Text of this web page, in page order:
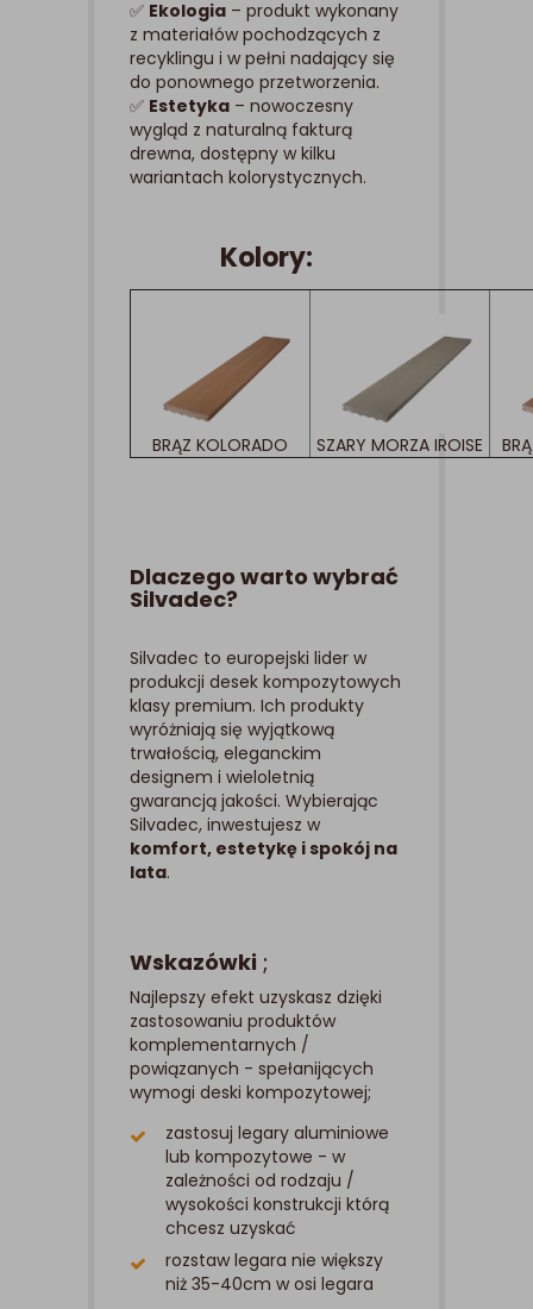
✅ Ekologia – produkt wykonany
z materiałów pochodzących z
recyklingu i w pełni nadający się
do ponownego przetworzenia.
✅ Estetyka – nowoczesny
wygląd z naturalną fakturą
drewna, dostępny w kilku
wariantach kolorystycznych.
Kolory:
BRĄZ KOLORADO SZARY MORZA IROISE
Dlaczego warto wybrać
Silvadec?
Silvadec to europejski lider w
produkcji desek kompozytowych
klasy premium. Ich produkty
wyróżniają się wyjątkową
trwałością, eleganckim
designem i wieloletnią
gwarancją jakości. Wybierając
Silvadec, inwestujesz w
komfort, estetykę i spokój na
lata.
Wskazówki ;
Najlepszy efekt uzyskasz dzięki
zastosowaniu produktów
komplementarnych /
powiązanych - spełanijących
wymogi deski kompozytowej;
zastosuj legary aluminiowe
lub kompozytowe - w
zależności od rodzaju /
wysokości konstrukcji którą
chcesz uzyskać
rozstaw legara nie większy
niż 35-40cm w osi legara